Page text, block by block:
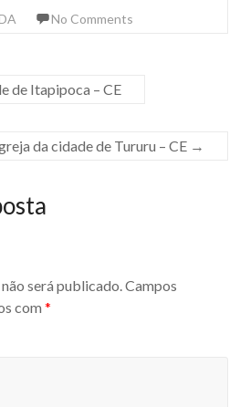
No Comments
de Itapipoca – CE
da cidade de Tururu – CE →
será publicado.Campos
com*